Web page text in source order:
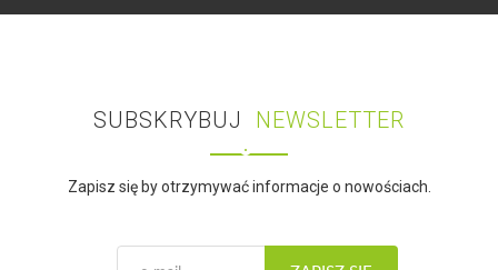
SUBSKRYBUJ NEWSLETTER
Zapisz się by otrzymywać informacje o nowościach.